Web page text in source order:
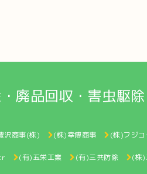
廃品回収・害虫駆
沢商事(株) (株)幸博商事 (株)フジコ
(有)五栄工業 (有)三共防除 (株)